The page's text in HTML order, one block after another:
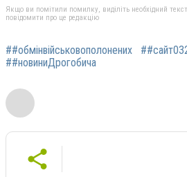
Якщо ви помітили помилку, виділіть необхідний
повідомити про це редакцію
##обмінвійськовополонених
##новиниДрогобича